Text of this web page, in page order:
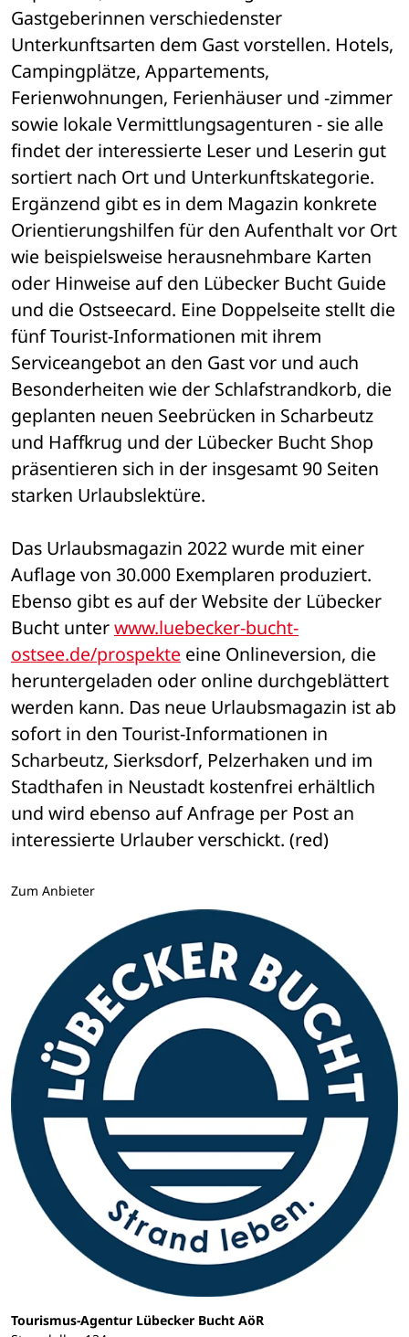
Gastgeberinnen verschiedenster
Unterkunftsarten dem Gast vorstellen. Hotels,
Campingplätze, Appartements,
Ferienwohnungen, Ferienhäuser und -zimmer
sowie lokale Vermittlungsagenturen - sie alle
findet der interessierte Leser und Leserin gut
sortiert nach Ort und Unterkunftskategorie.
Ergänzend gibt es in dem Magazin konkrete
Orientierungshilfen für den Aufenthalt vor Ort
wie beispielsweise herausnehmbare Karten
oder Hinweise auf den Lübecker Bucht Guide
und die Ostseecard. Eine Doppelseite stellt die
fünf Tourist-Informationen mit ihrem
Serviceangebot an den Gast vor und auch
Besonderheiten wie der Schlafstrandkorb, die
geplanten neuen Seebrücken in Scharbeutz
und Haffkrug und der Lübecker Bucht Shop
präsentieren sich in der insgesamt 90 Seiten
starken Urlaubslektüre.
Das Urlaubsmagazin 2022 wurde mit einer
Auflage von 30.000 Exemplaren produziert.
Ebenso gibt es auf der Website der Lübecker
Bucht unter www.luebecker-bucht-
ostsee.de/prospekte eine Onlineversion, die
heruntergeladen oder online durchgeblättert
werden kann. Das neue Urlaubsmagazin ist ab
sofort in den Tourist-Informationen in
Scharbeutz, Sierksdorf, Pelzerhaken und im
Stadthafen in Neustadt kostenfrei erhältlich
und wird ebenso auf Anfrage per Post an
interessierte Urlauber verschickt. (red)
Zum Anbieter
Tourismus-Agentur Lübecker Bucht AöR